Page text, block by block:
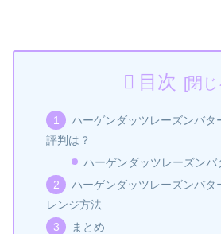
目次
ハーゲンダッツレーズンバタ
評判は？
ハーゲンダッツレーズンバ
ハーゲンダッツレーズンバタ
レンジ方法
まとめ